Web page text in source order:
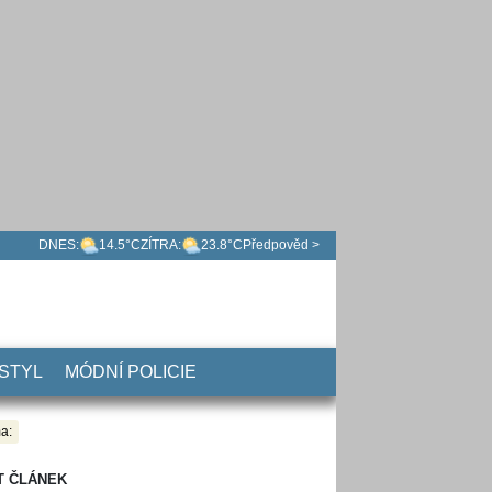
DNES: 14.5°CZÍTRA: 23.8°C Předpověd >
MÓDNÍ POLICIE
ČLÁNEK